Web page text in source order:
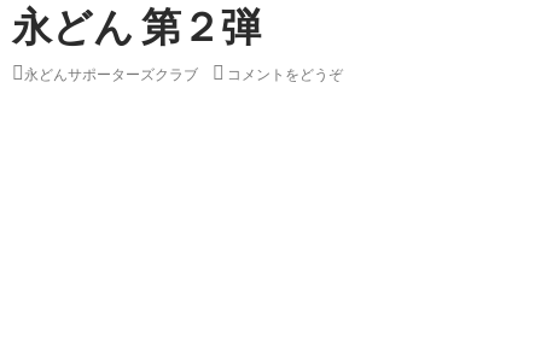
永どん 第２弾
永どんサポーターズクラブ コメントをどうぞ